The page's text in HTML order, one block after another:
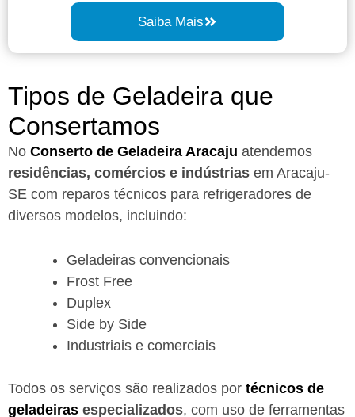
Saiba Mais
Tipos de Geladeira que
Consertamos
No Conserto de Geladeira Aracaju atendemos
residências, comércios e indústrias em Aracaju-
SE com reparos técnicos para refrigeradores de
diversos modelos, incluindo:
Geladeiras convencionais
Frost Free
Duplex
Side by Side
Industriais e comerciais
Todos os serviços são realizados por técnicos de
geladeiras especializados, com uso de ferramentas